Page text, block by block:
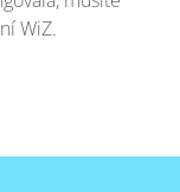
WiZ.